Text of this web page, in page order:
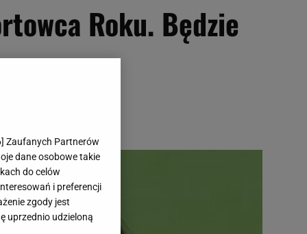
Roku. Będzie
] Zaufanych Partnerów
dane osobowe takie
do celów
i preferencji
zgody jest
uprzednio udzieloną